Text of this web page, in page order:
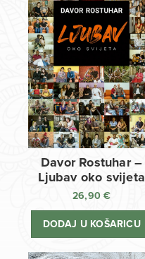
Davor Rostuhar –
Ljubav oko svijeta
26,90€
DODAJ U KOŠARICU